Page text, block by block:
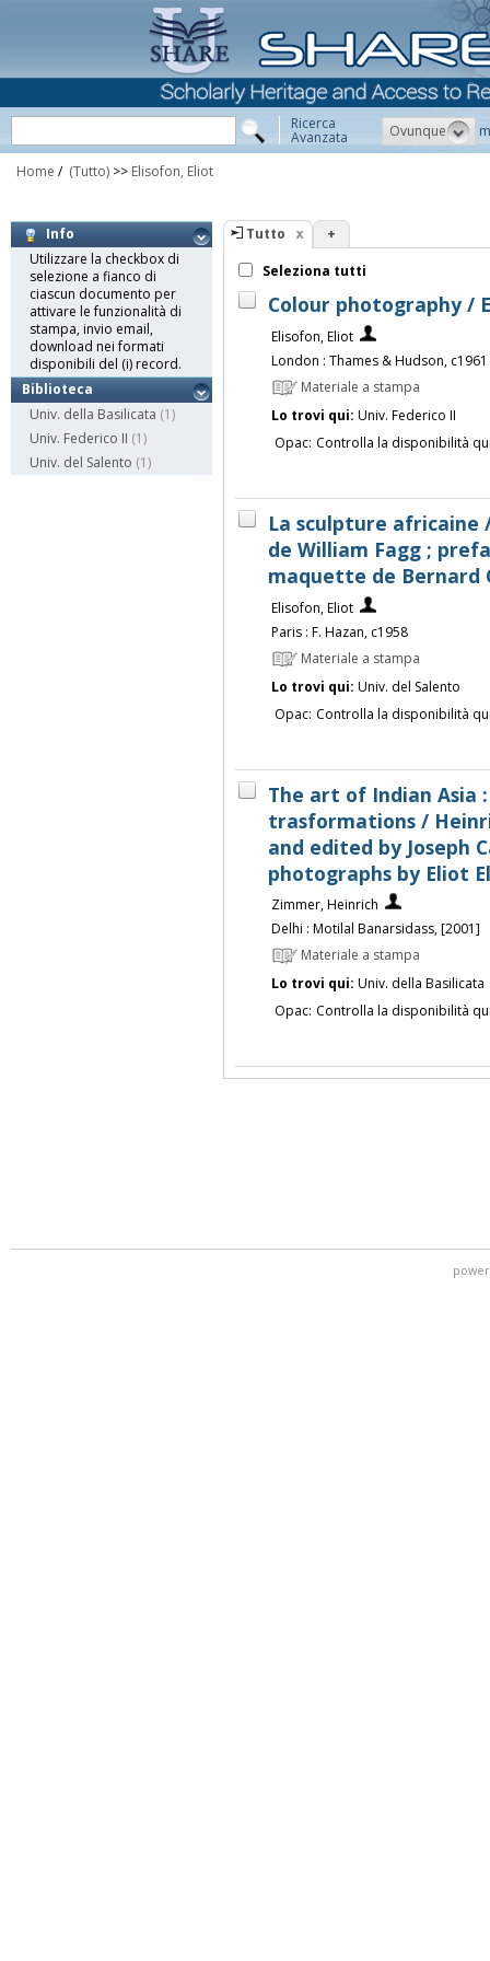
Ricerca
Avanzata Ovunque
Home / (Tutto) >> Elisofon, Eliot
Info
Utilizzare la checkbox di
selezione a fianco di
ciascun documento per
attivare le funzionalità di
stampa, invio email,
download nei formati
disponibili del (i) record.
Biblioteca
Univ. della Basilicata (1)
Univ. Federico II (1)
Univ. del Salento (1)
Tutto +
Seleziona tutti
Colour photography /
Elisofon, Eliot
London : Thames & Hudson, c1961
Materiale a stampa
Lo trovi qui: Univ. Federico II
Opac: Controlla la disponibilità
La sculpture africaine
de William Fagg ;
maquette de Bernard
Elisofon, Eliot
Paris : F. Hazan, c1958
Materiale a stampa
Lo trovi qui: Univ. del Salento
Opac: Controlla la disponibilità
The art of Indian Asia
trasformations /
and edited by Joseph
photographs by Eliot
Zimmer, Heinrich
Delhi : Motilal Banarsidass, [2001]
Materiale a stampa
Lo trovi qui: Univ. della Basilicata
Opac: Controlla la disponibilità